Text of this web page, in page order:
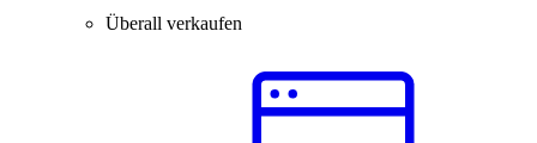
Überall verkaufen